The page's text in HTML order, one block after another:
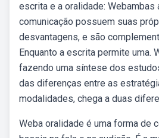
escrita e a oralidade: Webambas
comunicação possuem suas
desvantagens, e são
Enquanto a escrita permite uma.
fazendo uma síntese dos
das diferenças entre as
modalidades, chega a duas
Weba oralidade é uma forma de